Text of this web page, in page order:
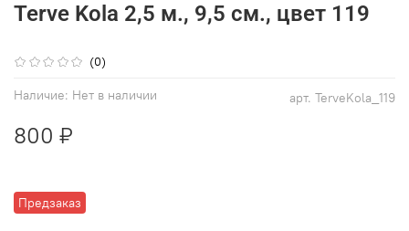
(0)
арт. TerveKola_119
Наличие: Нет в наличии
Предзаказ
Terve Kola 2,5 м., 9,5 см., цвет 119
800 ₽